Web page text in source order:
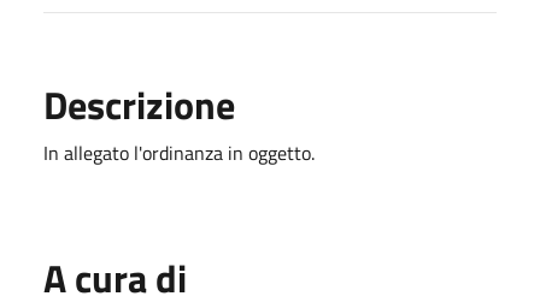
Descrizione
In allegato l'ordinanza in oggetto.
A cura di